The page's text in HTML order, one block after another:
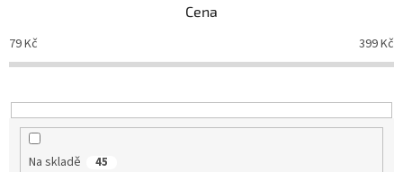
p
r
o
u
Cena
79Kč 399Kč
Na skladě 45